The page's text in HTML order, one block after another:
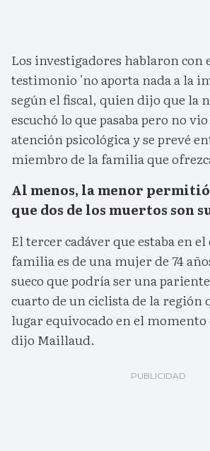
Los investigadores hablaron con
testimonio 'no aporta nada a la
según el fiscal, quien dijo que la
escuchó lo que pasaba pero no
atención psicológica y se prevé
miembro de la familia que
Al menos, la menor
que dos de los muertos son
El tercer cadáver que estaba en el
familia es de una mujer de 74
sueco que podría ser una
cuarto de un ciclista de la región
lugar equivocado en el momento
dijo Maillaud.